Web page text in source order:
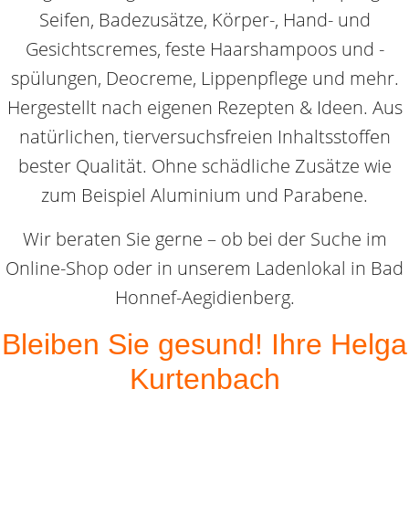
Seifen, Badezusätze, Körper-, Hand- und
Gesichtscremes, feste Haarshampoos und -
spülungen, Deocreme, Lippenpflege und mehr.
Hergestellt nach eigenen Rezepten & Ideen. Aus
natürlichen, tierversuchsfreien Inhaltsstoffen
bester Qualität. Ohne schädliche Zusätze wie
zum Beispiel Aluminium und Parabene.
Wir beraten Sie gerne – ob bei der Suche im
Online-Shop oder in unserem Ladenlokal in Bad
Honnef-Aegidienberg.
Bleiben Sie gesund! Ihre Helga
Kurtenbach